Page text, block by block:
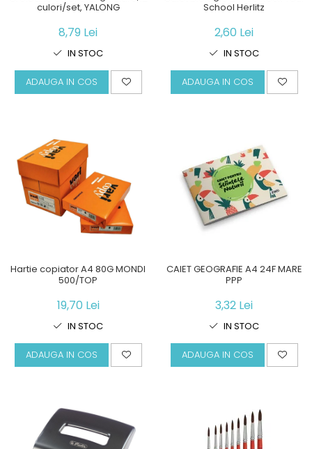
culori/set, YALONG
8,79 Lei
IN STOC
ADAUGA IN COS
School Herlitz
2,60 Lei
IN STOC
ADAUGA IN COS
Hartie copiator A4 80G MONDI
500/TOP
19,70 Lei
IN STOC
ADAUGA IN COS
CAIET GEOGRAFIE A4 24F MARE
PPP
3,32 Lei
IN STOC
ADAUGA IN COS